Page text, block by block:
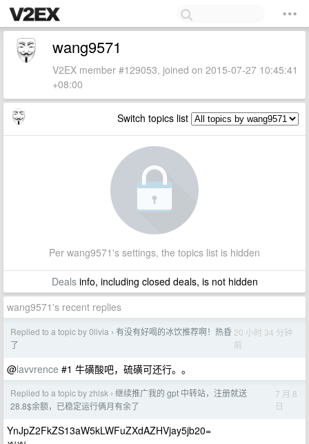
wang9571
V2EX member #129053, joined on 2015-07-27 10:45:41
+08:00
Switch topics list
Per wang9571's settings, the topics list is hidden
Dealsinfo, including closed deals, is not hidden
wang9571's recent replies
Replied to a topic by 0livia › 有没有好喝的冰饮推荐啊！热昏
了
20 小时 34 分钟
前
@lavvrence #1 牛磺酸吧，硫磺可还行。。
Replied to a topic by zhlsk › 继续推广我的 gpt 中转站，注册就送
28.8$余额，已稳定运行俩月有余了
7 月 8
日
YnJpZ2FkZS13aW5kLWFuZXdAZHVjay5jb20=